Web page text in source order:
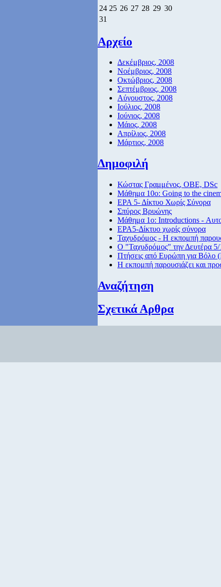
24 25 26 27 28 29 30
31
Αρχείο
Δεκέμβριος, 2008
Νοέμβριος, 2008
Οκτώβριος, 2008
Σεπτέμβριος, 2008
Αύγουστος, 2008
Ιούλιος, 2008
Ιούνιος, 2008
Μάιος, 2008
Απρίλιος, 2008
Μάρτιος, 2008
Δημοφιλή
Κώστας Γραμμένος, ΟΒΕ, DSc
Μάθημα 10ο: Going to the
ΕΡΑ 5- Δίκτυο Χωρίς Σύνορα
Σπύρος Βρυώνης
Μάθημα 1ο: Introductions -
ΕΡΑ5-Δίκτυο χωρίς σύνορα
Ταχυδρόμος - Η εκπομπή
Ο "Ταχυδρόμος" την Δευτέρα 5/
Πτήσεις από Eυρώπη για Βόλο
Η εκπομπή παρουσιάζει και
Αναζήτηση
Σχετικά Αρθρα